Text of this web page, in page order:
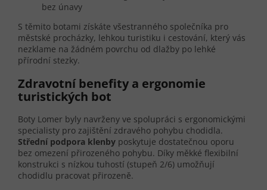
bez únavy
S těmito botami získáte všestranného společníka pro
městské procházky, lehkou turistiku i cestování, který vás
nezklame na žádném povrchu od dlažby po lehké
přírodní stezky.
Zdravotní benefity a ergonomie
turistických bot
Boty Lomer byly navrženy ve spolupráci s ergonomickými
specialisty pro zajištění zdravého pohybu chodidla.
Střední podpora klenby poskytuje dostatečnou oporu
bez omezení přirozeného pohybu. Díky měkké flexibilní
konstrukci s nízkou tuhostí (stupeň 2/6) umožňují
chodidlu pracovat přirozeně.